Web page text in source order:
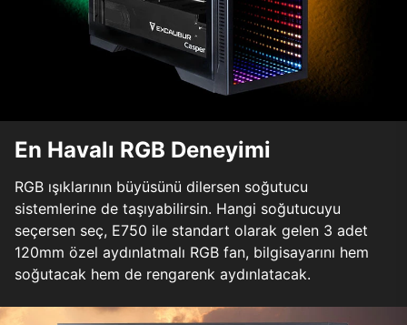
En Havalı RGB Deneyimi
RGB ışıklarının büyüsünü dilersen soğutucu
sistemlerine de taşıyabilirsin. Hangi soğutucuyu
seçersen seç, E750 ile standart olarak gelen 3 adet
120mm özel aydınlatmalı RGB fan, bilgisayarını hem
soğutacak hem de rengarenk aydınlatacak.